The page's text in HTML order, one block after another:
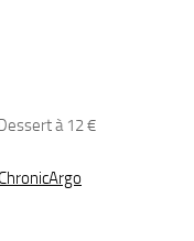
à 12 €